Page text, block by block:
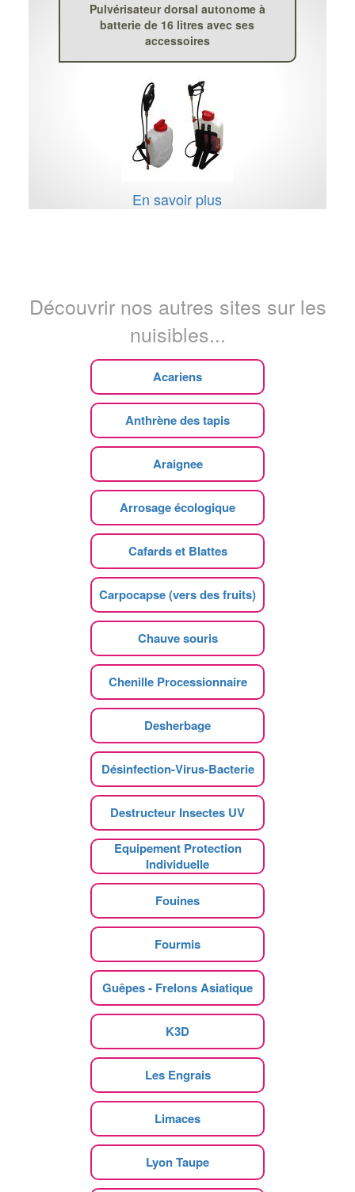
Pulvérisateur dorsal autonome à
batterie de 16 litres avec ses
accessoires
En savoir plus
Découvrir nos autres sites sur les
nuisibles...
Acariens
Anthrène des tapis
Araignee
Arrosage écologique
Cafards et Blattes
Carpocapse (vers des fruits)
Chauve souris
Chenille Processionnaire
Desherbage
Désinfection-Virus-Bacterie
Destructeur Insectes UV
Equipement Protection
Individuelle
Fouines
Fourmis
Guêpes - Frelons Asiatique
K3D
Les Engrais
Limaces
Lyon Taupe